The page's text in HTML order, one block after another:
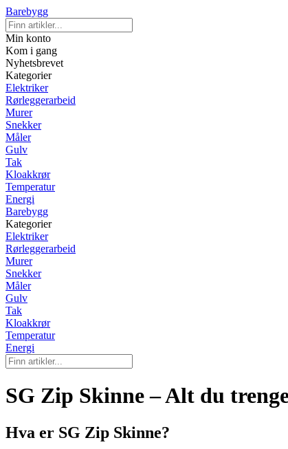
Barebygg
Min konto
Kom i gang
Nyhetsbrevet
Kategorier
Elektriker
Rørleggerarbeid
Murer
Snekker
Måler
Gulv
Tak
Kloakkrør
Temperatur
Energi
Barebygg
Kategorier
Elektriker
Rørleggerarbeid
Murer
Snekker
Måler
Gulv
Tak
Kloakkrør
Temperatur
Energi
SG Zip Skinne – Alt du
Hva er SG Zip Skinne?